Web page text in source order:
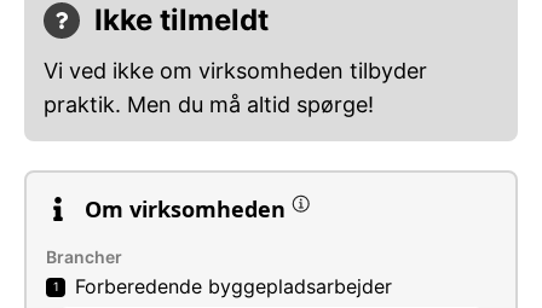
Ikke tilmeldt
Vi ved ikke om virksomheden tilbyder
praktik. Men du må altid spørge!
Om virksomheden
Brancher
1 Forberedende byggepladsarbejder